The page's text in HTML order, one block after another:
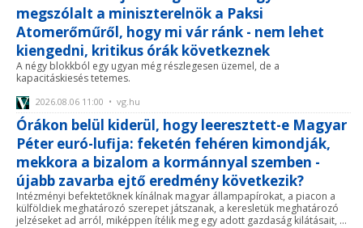
megszólalt a miniszterelnök a Paksi
Atomerőműről, hogy mi vár ránk - nem lehet
kiengedni, kritikus órák következnek
A négy blokkból egy ugyan még részlegesen üzemel, de a
kapacitáskiesés tetemes.
2026.08.06 11:00 • vg.hu
Órákon belül kiderül, hogy leeresztett-e Magyar
Péter euró-lufija: feketén fehéren kimondják,
mekkora a bizalom a kormánnyal szemben -
újabb zavarba ejtő eredmény következik?
Intézményi befektetőknek kínálnak magyar állampapírokat, a piacon a
külföldiek meghatározó szerepet játszanak, a keresletük meghatározó
jelzéseket ad arról, miképpen ítélik meg egy adott gazdaság kilátásait, ...